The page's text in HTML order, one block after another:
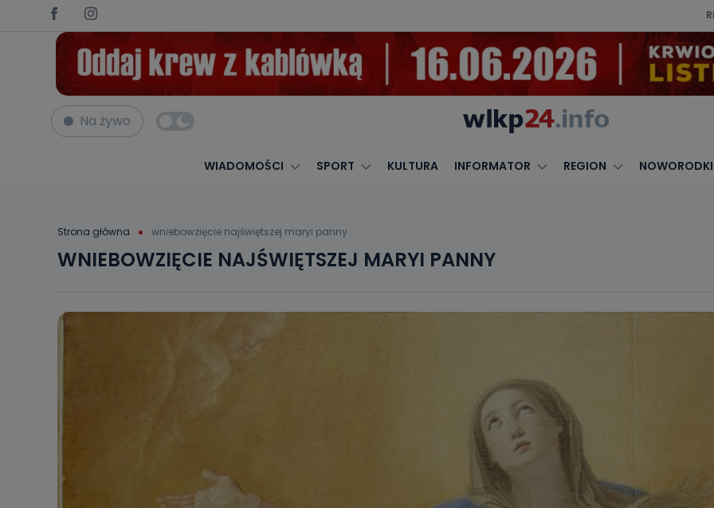
Na żywo
WIADOMOŚCI SPORT KULTURA INFORMATOR REGION NOWORODKI
Strona główna wniebowzięcie najświętszej maryi panny
WNIEBOWZIĘCIE NAJŚWIĘTSZEJ MARYI PANNY